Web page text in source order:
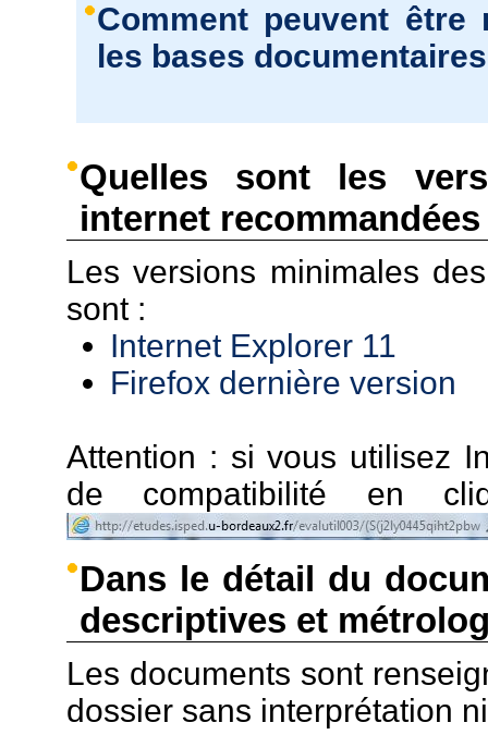
Comment peuvent
les bases
Quelles sont les
internet
Les versions minimales
sont :
Internet Explorer 11
Firefox dernière version
Attention : si vous utilisez
de compatibilité en
Dans le détail du
descriptives et
Les documents sont
dossier sans interprétation